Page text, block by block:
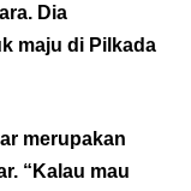
Dia
maju di Pilkada
merupakan
“Kalau mau